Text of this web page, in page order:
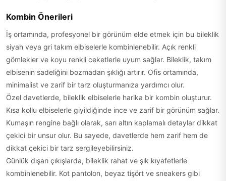
Kombin Önerileri
İş ortamında, profesyonel bir görünüm elde etmek için bu bileklik
siyah veya gri takım elbiselerle kombinlenebilir. Açık renkli
gömlekler ve koyu renkli ceketlerle uyum sağlar. Bileklik, takım
elbisenin sadeliğini bozmadan şıklığı artırır. Ofis ortamında,
minimalist ve zarif bir tarz oluşturmanıza yardımcı olur.
Özel davetlerde, bileklik elbiselerle harika bir kombin oluşturur.
Kısa kollu elbiselerle giyildiğinde ince ve zarif bir görünüm sağlar.
Kumaşın rengine bağlı olarak, sarı altın kaplamalı detaylar dikkat
çekici bir unsur olur. Bu sayede, davetlerde hem zarif hem de
dikkat çekici bir tarz sergileyebilirsiniz.
Günlük dışarı çıkışlarda, bileklik rahat ve şık kıyafetlerle
kombinlenebilir. Kot pantolon, beyaz tişört ve sneakers gibi